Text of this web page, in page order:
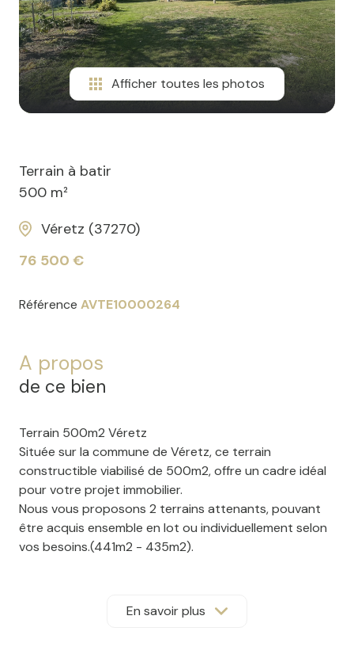
Afficher toutes les photos
Terrain à batir
500 m²
Véretz (37270)
76 500 €
Référence AVTE10000264
A propos
de ce bien
Terrain 500m2 Véretz
Située sur la commune de Véretz, ce terrain
constructible viabilisé de 500m2, offre un cadre idéal
pour votre projet immobilier.
Nous vous proposons 2 terrains attenants, pouvant
être acquis ensemble en lot ou individuellement selon
vos besoins.(441m2 - 435m2).
un environnement calme et verdoyant.
Ce village paisible dispose de nombreuses
En savoir plus